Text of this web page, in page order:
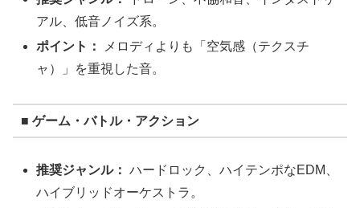
アル、低音ノイズ系。
ポイント：
メロディよりも「空気感（テクスチ
ャ）」を重視した音。
■ ゲーム・バトル・アクション
推奨ジャンル： ハードロック、ハイテンポなEDM、
ハイブリッドオーケストラ。